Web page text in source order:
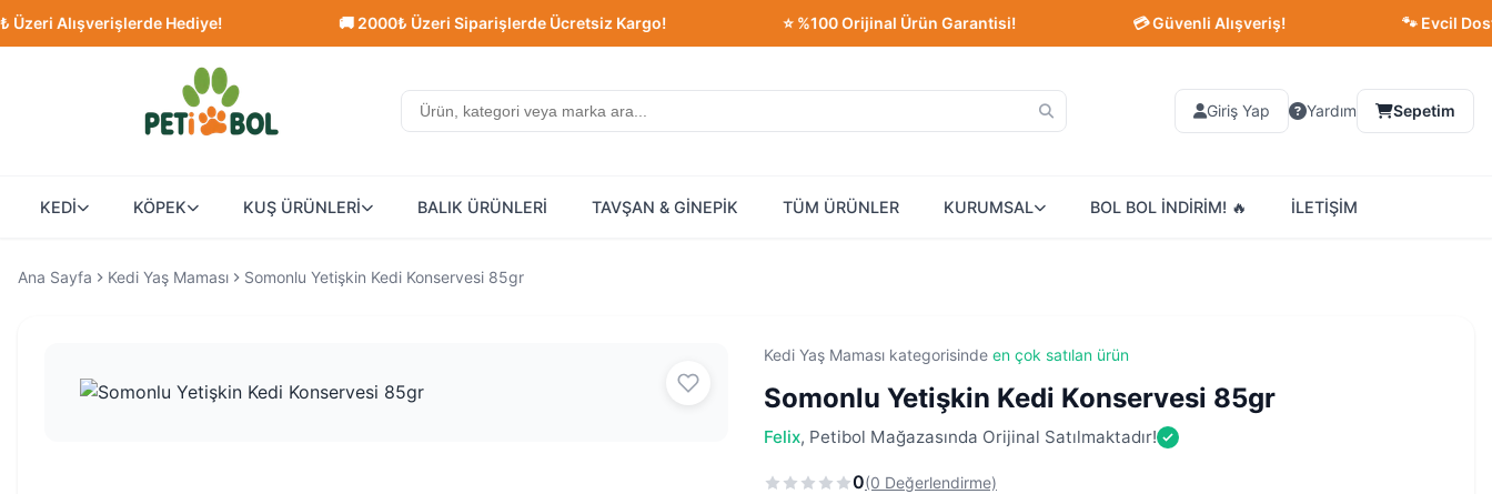
Alışverişlerde Hediye! 🚚 2000₺ Üzeri Siparişlerde Ücretsiz Kargo! ⭐ %100 Orijinal Ürün Garantisi! 💳 Güvenli Alışveriş! 🐾 Evcil
Giriş Yap Yardım Sepetim
KEDİ KÖPEK KUŞ ÜRÜNLERİ BALIK ÜRÜNLERİ TAVŞAN & GİNEPİK TÜM ÜRÜNLER KURUMSAL BOL BOL İNDİRİM! 🔥 İLETİŞİM
Ana Sayfa Kedi Yaş Maması Somonlu Yetişkin Kedi Konservesi 85gr
Kedi Yaş Maması kategorisinde en çok satılan ürün
Somonlu Yetişkin Kedi Konservesi 85gr
Felix, Petibol Mağazasında Orijinal Satılmaktadır!
0(0 Değerlendirme)